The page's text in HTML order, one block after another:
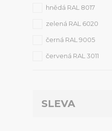
hnědá RAL 8017
zelená RAL 6020
černá RAL 9005
červená RAL 3011
SLEVA